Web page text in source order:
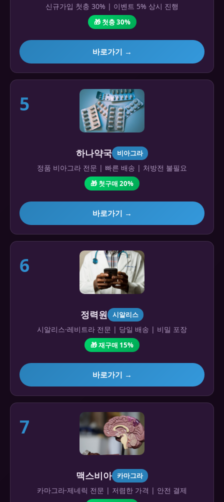
신규가입 첫충 30% | 이벤트 5% 상시 진행
🎁 첫충 30%
바로가기 →
5
하나약국 비아그라
정품 비아그라 전문 | 빠른 배송 | 처방전 불필요
🎁 첫구매 20%
바로가기 →
6
정력원 시알리스
시알리스·레비트라 전문 | 당일 배송 | 비밀 포장
🎁 재구매 15%
바로가기 →
7
맥스비아 카마그라
카마그라·제네릭 전문 | 저렴한 가격 | 안전 결제